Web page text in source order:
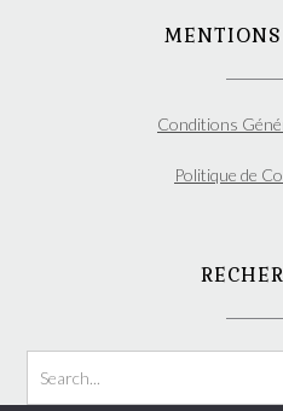
MENTIONS
Conditions
Politique de